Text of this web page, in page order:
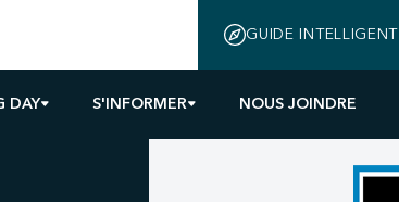
DAY S'INFORMER NOUS JOINDRE
GUIDE INTELLIGENT